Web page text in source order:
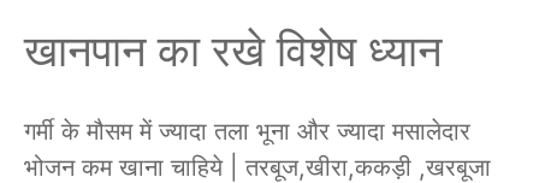
खानपान का रखे विशेष ध्यान
गर्मी के मौसम में ज्यादा तला भूना और ज्यादा मसालेदार
भोजन कम खाना चाहिये | तरबूज,खीरा,ककड़ी ,खरबूजा